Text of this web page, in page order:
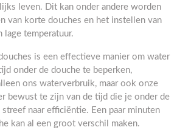
leven. Dit kan onder andere worden
van korte douches en het instellen van
lage temperatuur.
is een effectieve manier om water
onder de douche te beperken,
ons waterverbruik, maar ook onze
bewust te zijn van de tijd die je onder de
naar efficiëntie. Een paar minuten
kan al een groot verschil maken.